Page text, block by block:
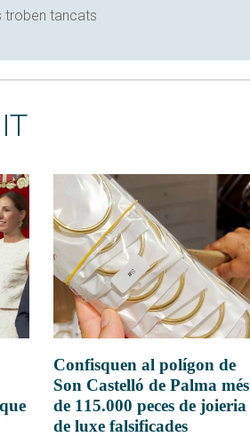
troben tancats
Confisquen al polígon de
Son Castelló de Palma més
de 115.000 peces de joieria
de luxe falsificades